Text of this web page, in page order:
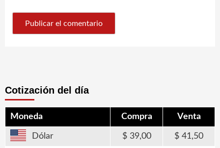
Cotización del día
Moneda Compra Venta
Dólar 39,00 41,50